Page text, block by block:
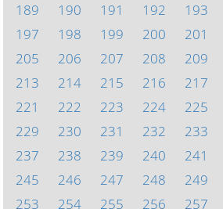
189
190 191 192 193
197
198 199 200 201
205
206 207 208 209
213
214 215 216 217
221
222 223 224 225
229
230 231 232 233
237
238 239 240 241
245
246 247 248 249
253
254 255 256 257